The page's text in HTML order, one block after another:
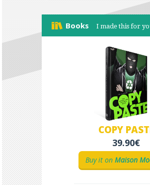
Books I made this for
COPY
39.90€
Buy it on Maison